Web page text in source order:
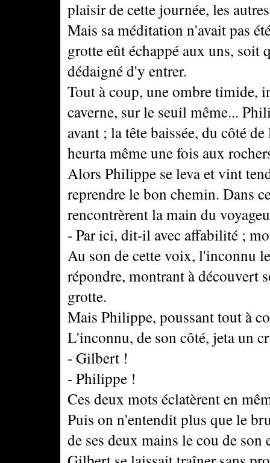
plaisir de cette journée, les
Mais sa méditation n'avait pas
grotte eût échappé aux uns, soit
dédaigné d'y entrer.
Tout à coup, une ombre timide,
caverne, sur le seuil même...
avant ; la tête baissée, du côté
heurta même une fois aux
Alors Philippe se leva et vint
reprendre le bon chemin. Dans
rencontrèrent la main du
- Par ici, dit-il avec affabilité ;
Au son de cette voix, l'inconnu
répondre, montrant à découvert
grotte.
Mais Philippe, poussant tout à
L'inconnu, de son côté, jeta un
- Gilbert !
- Philippe !
Ces deux mots éclatèrent en
Puis on n'entendit plus que le
de ses deux mains le cou de